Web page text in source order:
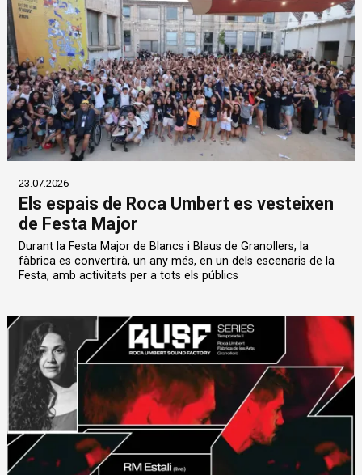
23.07.2026
Els espais de Roca Umbert es vesteixen
de Festa Major
Durant la Festa Major de Blancs i Blaus de Granollers, la
fàbrica es convertirà, un any més, en un dels escenaris de la
Festa, amb activitats per a tots els públics